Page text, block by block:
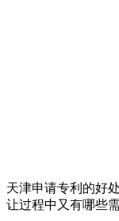
天津申请专利的好
让过程中又有哪些